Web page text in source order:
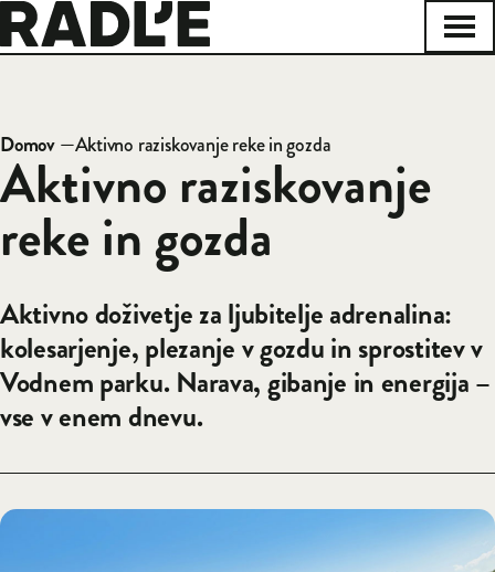
Na začetno stran
Drobtinice
Domov—Aktivno raziskovanje reke in gozda
Aktivno raziskovanje
reke in gozda
Aktivno doživetje za ljubitelje adrenalina:
kolesarjenje, plezanje v gozdu in sprostitev v
Vodnem parku. Narava, gibanje in energija –
vse v enem dnevu.